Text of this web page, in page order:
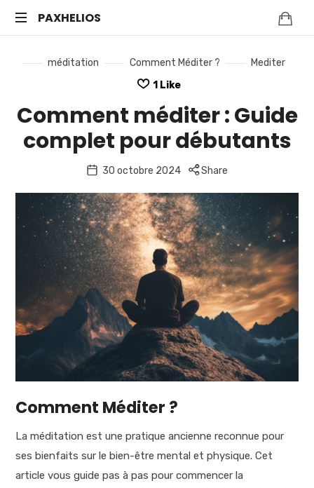
PAXHELIOS
guidée,
et
bien-
être
en
ligne
méditation Comment Méditer ?
Mediter
1 Like
Comment méditer : Guide
complet pour débutants
30 octobre 2024 Share
Comment Méditer ?
La méditation est une pratique ancienne reconnue pour
ses bienfaits sur le bien-être mental et physique. Cet
article vous guide pas à pas pour commencer la